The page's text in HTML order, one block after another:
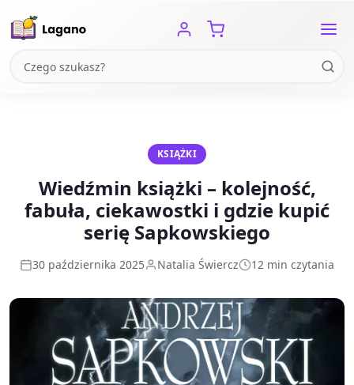
KSIĄŻKI
Wiedźmin książki – kolejność,
fabuła, ciekawostki i gdzie kupić
serię Sapkowskiego
30 października 2025 Natalia Świercz 12 min czytania